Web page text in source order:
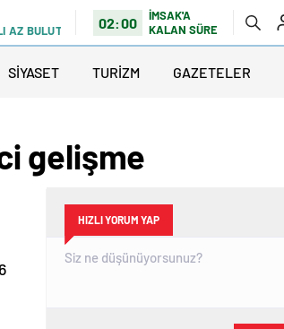
AZ BULUTLU 02:00
İMSAK'A
KALAN SÜRE
SİYASET TURİZM GAZETELER
gelişme
HIZLI YORUM YAP